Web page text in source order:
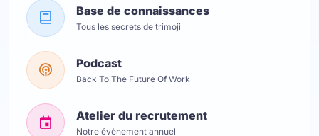
Base de connaissances
Tous les secrets de trimoji
Podcast
Back To The Future Of Work
Atelier du recrutement
Notre évènement annuel